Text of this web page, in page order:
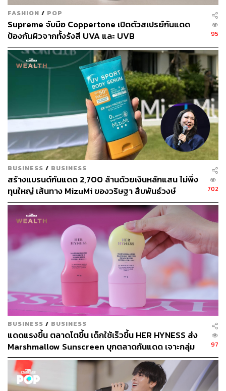
วิตามินซีในตอนเช้า ตามด้วยกันแดด จะยิ่งเป็นการเสริม
ประสิทธิภาพในการกันแดดได้อีกขั้นเลยล่ะ
ภาพ: Shutterstock
อ้างอิง:
Caroline Hirons Skincare Book
https://www.healthline.com/health/beauty-skin-care/v
itamin-c-serum-benefits#benefits
https://skindeva.com/how-to-use-vitamin-c-serum-in-
summers/
TAGS: ครีมกันแดด การบำรุงผิว
การดูแลผิวหน้า
การดูแลผิว
780
ABOUT THE AUTHOR
วริศรา ลิ้มอนันตระกูล
ชอบคุยเรื่องสวยๆ งามๆ เอ็นจอยออกกำลังกาย
และการกิน ขาดกาแฟไม่ได้
FASHION / POP
Supreme จับมือ Coppertone เปิดตัวสเปรย์กันแดด
ป้องกันผิวจากทั้งรังสี UVA และ UVB
95
BUSINESS / BUSINESS
สร้างแบรนด์กันแดด 2,700 ล้านด้วยเงินหลักแสน ไม่พึ่ง
ทุนใหญ่ เส้นทาง MizuMi ของวริษฐา สืบพันธ์วงษ์
702
BUSINESS / BUSINESS
แดดแรงขึ้น ตลาดโตขึ้น เด็กใช้เร็วขึ้น HER HYNESS ส่ง
Marshmallow Sunscreen บุกตลาดกันแดด เจาะกลุ่ม
Young Gen
97